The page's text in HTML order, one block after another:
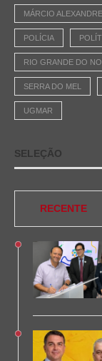
MÁRCIO ALEXANDRE
POLÍCIA
RIO GRANDE DO
SERRA DO MEL
UGMAR
SELEÇÃO
RECENTE